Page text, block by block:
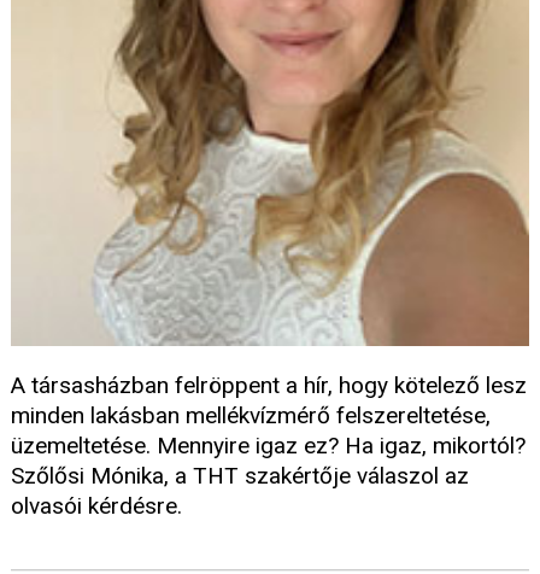
A társasházban felröppent a hír, hogy kötelező lesz
minden lakásban mellékvízmérő felszereltetése,
üzemeltetése. Mennyire igaz ez? Ha igaz, mikortól?
Szőlősi Mónika, a THT szakértője válaszol az
olvasói kérdésre.